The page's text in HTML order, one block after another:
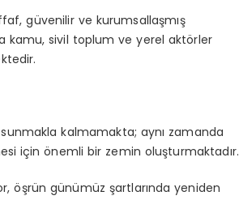
güvenilir ve kurumsallaşmış
kamu, sivil toplum ve yerel aktörler
sunmakla kalmamakta; aynı zamanda
için önemli bir zemin oluşturmaktadır.
öşrün günümüz şartlarında yeniden